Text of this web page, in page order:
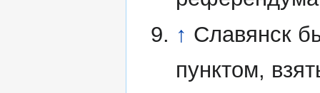
↑ Славянск
пунктом,